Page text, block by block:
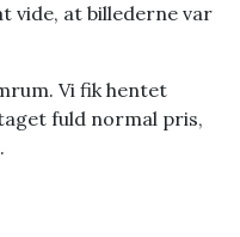
vide, at billederne var
Vi fik hentet
fuld normal pris,